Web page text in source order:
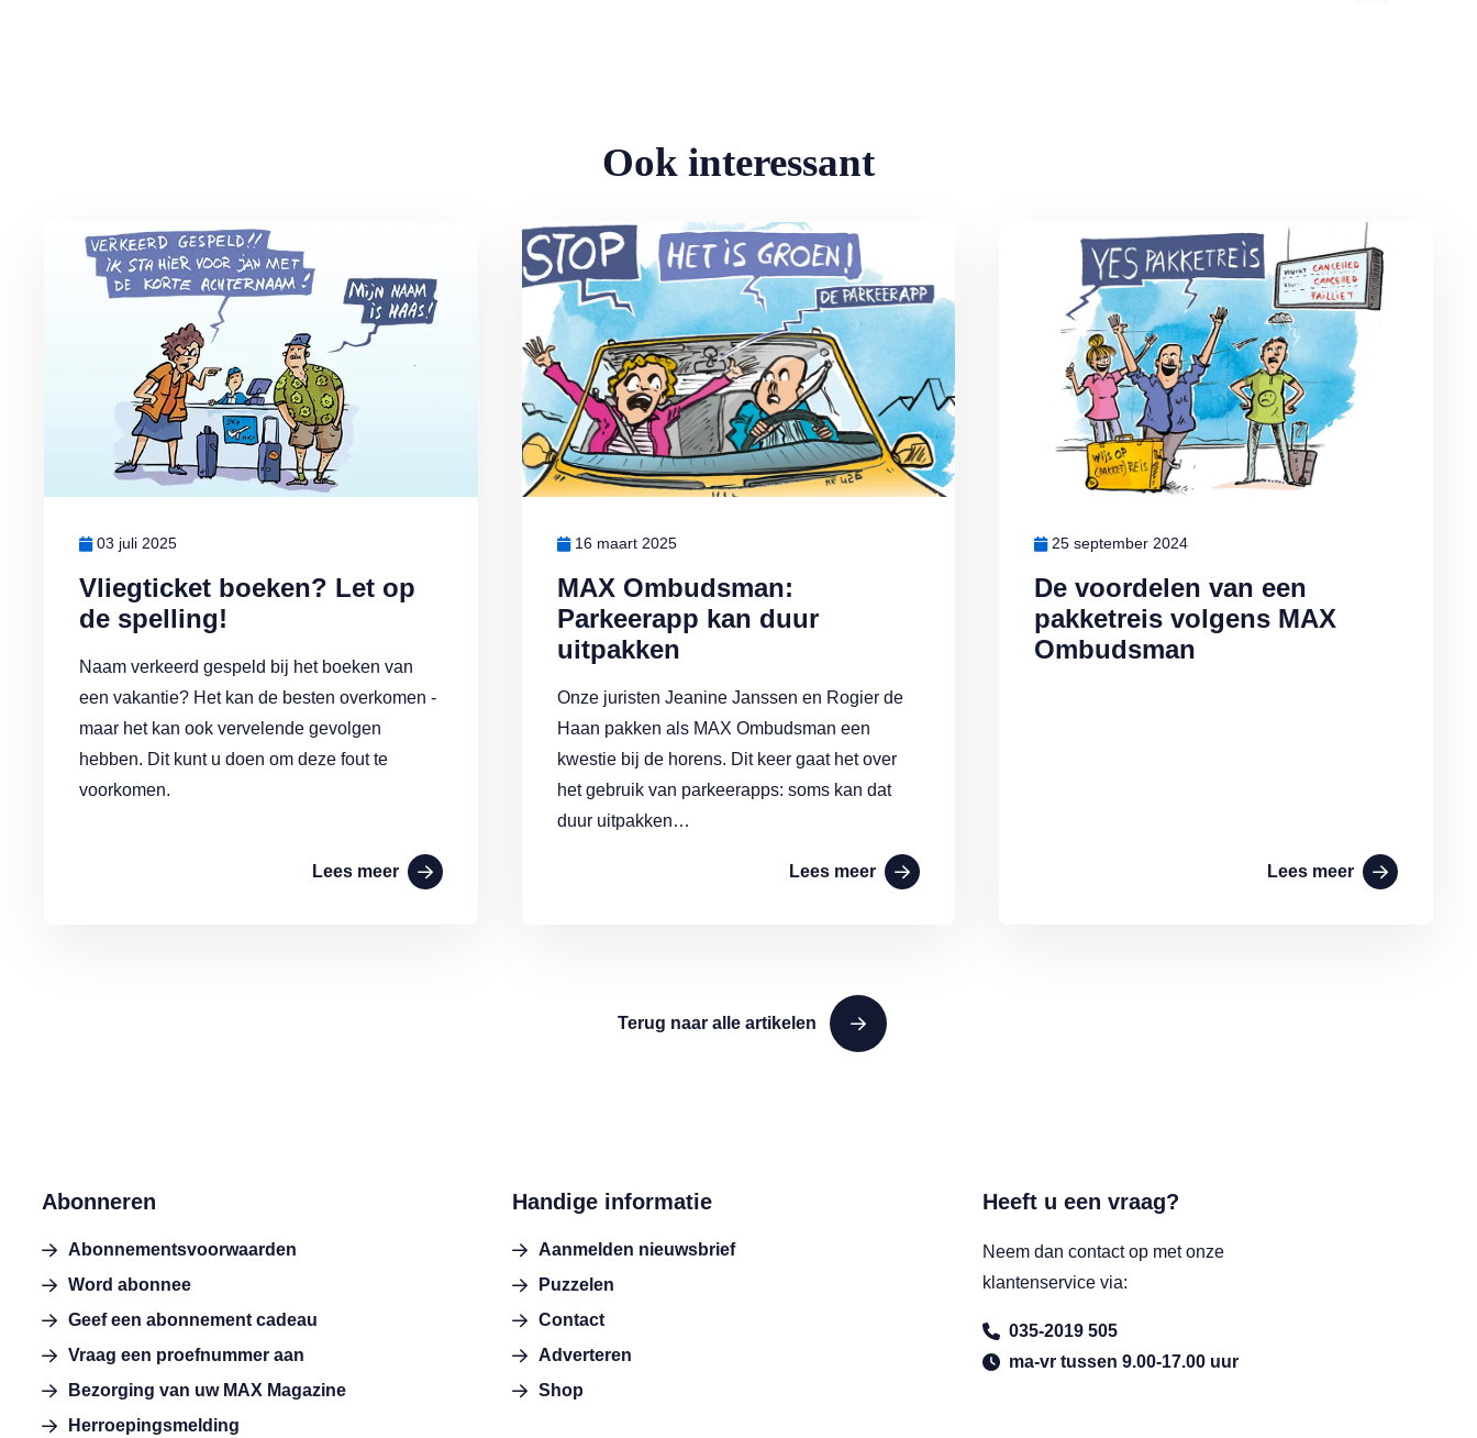
Ook interessant
Vliegticket boeken? Let op
de spelling!
03 juli 2025
Naam verkeerd gespeld bij het boeken van
een vakantie? Het kan de besten overkomen -
maar het kan ook vervelende gevolgen
hebben. Dit kunt u doen om deze fout te
voorkomen.
Lees meer
Lees meer over Vliegticket boeken? Let op de spelling!
MAX Ombudsman:
Parkeerapp kan duur
uitpakken
16 maart 2025
Onze juristen Jeanine Janssen en Rogier de
Haan pakken als MAX Ombudsman een
kwestie bij de horens. Dit keer gaat het over
het gebruik van parkeerapps: soms kan dat
duur uitpakken…
Lees meer
Lees meer over MAX Ombudsman: Parkeerapp kan duur uitpakken
De voordelen van een
pakketreis volgens MAX
Ombudsman
25 september 2024
Lees meer
Lees meer over De voordelen van een pakketreis volgens MAX
Terug naar alle artikelen
Abonneren
Abonnementsvoorwaarden
Word abonnee
Geef een abonnement cadeau
Vraag een proefnummer aan
Bezorging van uw MAX Magazine
Herroepingsmelding
Handige informatie
Aanmelden nieuwsbrief
Puzzelen
Contact
Adverteren
Shop
Heeft u een vraag?
Neem dan contact op met onze
klantenservice via:
035-2019 505
ma-vr tussen 9.00-17.00 uur